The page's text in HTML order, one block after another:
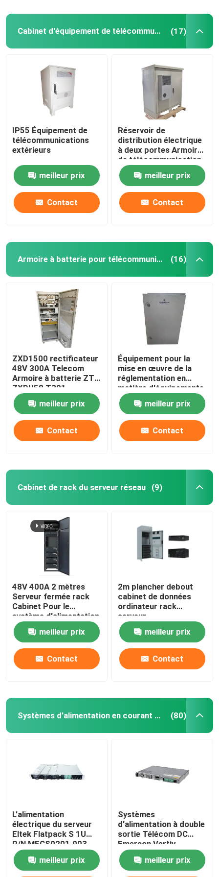
Cabinet d'équipement de télécommunication (17)
IP55 Équipement de
télécommunications
extérieurs
meilleur prix
Contact
Réservoir de
distribution électrique
à deux portes Armoires
de télécommunication
à l'épreuve de la
poussière IP55-IP68
meilleur prix
Contact
Armoire à batterie pour télécommunications (16)
ZXD1500 rectificateur
48V 300A Telecom
Armoire à batterie ZTE
ZXDU58 T301
meilleur prix
Contact
Équipement pour la
mise en œuvre de la
réglementation en
matière d'équipements
de communication
électroniquemeilleur prix
Contact
Cabinet de rack du serveur réseau (9)
48V 400A 2 mètres
Serveur fermée rack
Cabinet Pour le
système d'alimentation
en courant alternatif /
continu MTS9604B-
N20B1
meilleur prix
Contact
2m plancher debout
cabinet de données
ordinateur rack
serveur
personnalisable
MTS9604B-N20B1
meilleur prix
Contact
Systèmes d'alimentation en courant continu (80)
L'alimentation
électrique du serveur
Eltek Flatpack S 1U
P/N MFGS0201.003
FPS 48V 2KW 230VAC
BD
meilleur prix
Systèmes
d'alimentation à double
sortie Télécom DC
Emerson Vertiv
Netsure 212 C23 20A
48V
meilleur prix